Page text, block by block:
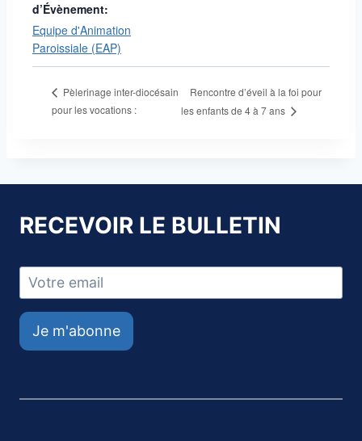
d’Évènement:
Equipe d'Animation
Paroissiale (EAP)
Pèlerinage inter-diocésain
pour les vocations :
Rencontre d’éveil à la foi pour
les enfants de 4 à 7 ans
RECEVOIR LE BULLETIN
Je m'abonne